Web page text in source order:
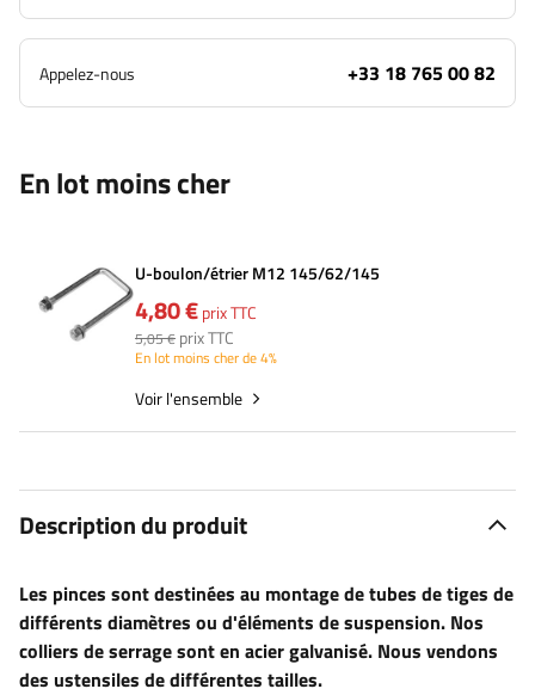
Appelez-nous +33 18 765 00 82
En lot moins cher
U-boulon/étrier M12 145/62/145
4,80 €prix TTC
5,05 € prix TTC
En lot moins cher de 4%
Voir l'ensemble
Description du produit
Les pinces sont destinées au montage de tubes de tiges de
différents diamètres ou d'éléments de suspension. Nos
colliers de serrage sont en acier galvanisé. Nous vendons
des ustensiles de différentes tailles.